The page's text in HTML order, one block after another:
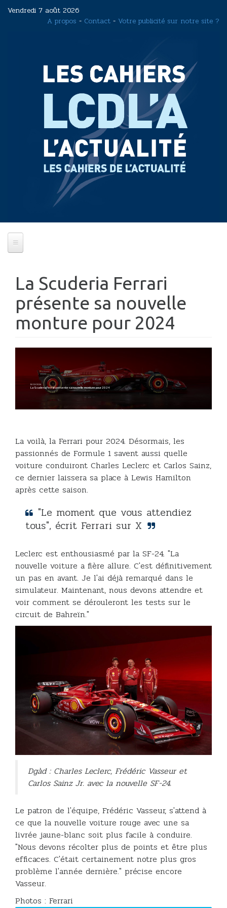
Vendredi 7 août 2026
A propos - Contact - Votre publicité sur notre site ?
La Scuderia Ferrari
présente sa nouvelle
monture pour 2024
15/02/2024
La Scuderia Ferrari présente sa nouvelle monture pour 2024
La voilà, la Ferrari pour 2024. Désormais, les
passionnés de Formule 1 savent aussi quelle
voiture conduiront Charles Leclerc et Carlos Sainz,
ce dernier laissera sa place à Lewis Hamilton
après cette saison.
"Le moment que vous attendiez
tous", écrit Ferrari sur X
Leclerc est enthousiasmé par la SF-24. "La
nouvelle voiture a fière allure. C'est définitivement
un pas en avant. Je l'ai déjà remarqué dans le
simulateur. Maintenant, nous devons attendre et
voir comment se dérouleront les tests sur le
circuit de Bahreïn."
Dgàd : Charles Leclerc, Frédéric Vasseur et
Carlos Sainz Jr. avec la nouvelle SF-24.
Le patron de l'équipe, Frédéric Vasseur, s'attend à
ce que la nouvelle voiture rouge avec une sa
livrée jaune-blanc soit plus facile à conduire.
"Nous devons récolter plus de points et être plus
efficaces. C'était certainement notre plus gros
problème l'année dernière." précise encore
Vasseur.
Photos : Ferrari